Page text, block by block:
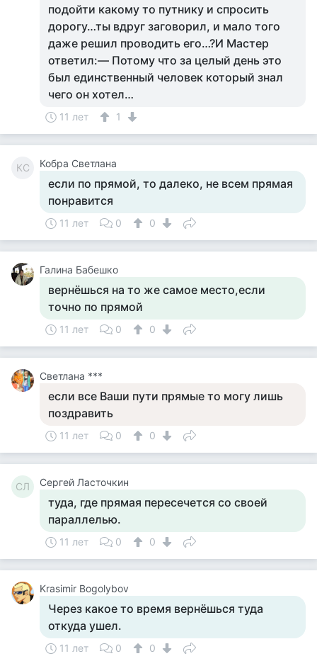
подойти какому то путнику и спросить
дорогу…ты вдруг заговорил, и мало того
даже решил проводить его…?И Мастер
ответил:— Потому что за целый день это
был единственный человек который знал
чего он хотел…
11 лет 1
КС Кобра Светлана
если по прямой, то далеко, не всем прямая
понравится
11 лет 0 0
Галина Бабешко
вернёшься на то же самое место,если
точно по прямой
11 лет 0 0
Светлана ***
если все Ваши пути прямые то могу лишь
поздравить
11 лет 0 0
СЛ Сергей Ласточкин
туда, где прямая пересечется со своей
параллелью.
11 лет 0 0
Krasimir Bogolybov
Через какое то время вернёшься туда
откуда ушел.
11 лет 0 0